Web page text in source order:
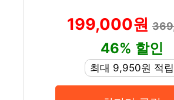
199,000원
46% 할인
최대 9,950원 적립